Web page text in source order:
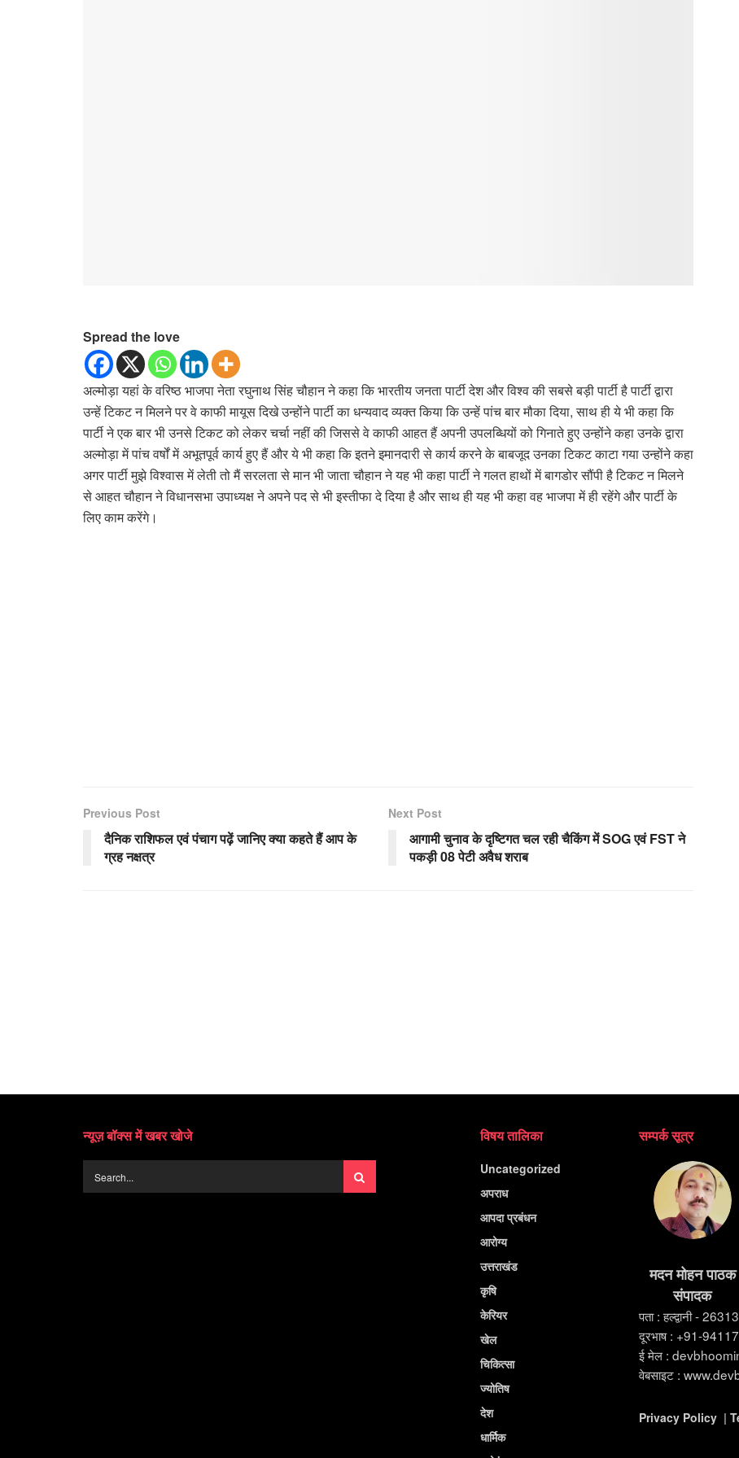
Spread the love
अल्मोड़ा यहां के वरिष्ठ भाजपा नेता रघुनाथ सिंह चौहान ने कहा कि भारतीय जनता पार्टी देश और विश्व की सबसे बड़ी पार्टी है पार्टी द्वारा
उन्हें टिकट न मिलने पर वे काफी मायूस दिखे उन्होंने पार्टी का धन्यवाद व्यक्त किया कि उन्हें पांच बार मौका दिया, साथ ही ये भी कहा कि
पार्टी ने एक बार भी उनसे टिकट को लेकर चर्चा नहीं की जिससे वे काफी आहत हैं अपनी उपलब्धियों को गिनाते हुए उन्होंने कहा उनके द्वारा
अल्मोड़ा में पांच वर्षों में अभूतपूर्व कार्य हुए हैं और ये भी कहा कि इतने इमानदारी से कार्य करने के बाबजूद उनका टिकट काटा गया उन्होंने कहा
अगर पार्टी मुझे विश्वास में लेती तो मैं सरलता से मान भी जाता चौहान ने यह भी कहा पार्टी ने गलत हाथों में बागडोर सौंपी है टिकट न मिलने
से आहत चौहान ने विधानसभा उपाध्यक्ष ने अपने पद से भी इस्तीफा दे दिया है और साथ ही यह भी कहा वह भाजपा में ही रहेंगे और पार्टी के
लिए काम करेंगे।
Previous Post
दैनिक राशिफल एवं पंचाग पढ़ें जानिए क्या कहते हैं आप के
ग्रह नक्षत्र
Next Post
आगामी चुनाव के दृष्टिगत चल रही चैकिंग में SOG एवं FST ने
पकड़ी 08 पेटी अवैध शराब
न्यूज़ बॉक्स में खबर खोजे विषय तालिका
Uncategorized
अपराध
आपदा प्रबंधन
आरोग्य
उत्तराखंड
कृषि
केरियर
खेल
चिकित्सा
ज्योतिष
देश
धार्मिक
सम्पर्क सूत्र
मदन मोहन पाठक
संपादक
पता : हल्द्वानी -
दूरभाष : +91-
ई मेल :
वेबसाइट :
Privacy Policy|